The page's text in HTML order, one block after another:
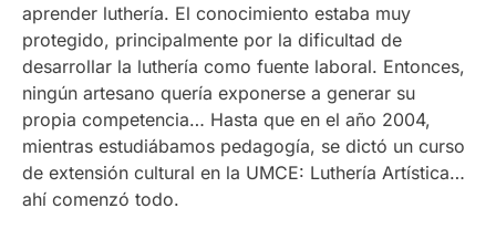
aprender luthería. El conocimiento estaba muy
protegido, principalmente por la dificultad de
desarrollar la luthería como fuente laboral. Entonces,
ningún artesano quería exponerse a generar su
propia competencia… Hasta que en el año 2004,
mientras estudiábamos pedagogía, se dictó un curso
de extensión cultural en la UMCE: Luthería Artística…
ahí comenzó todo.